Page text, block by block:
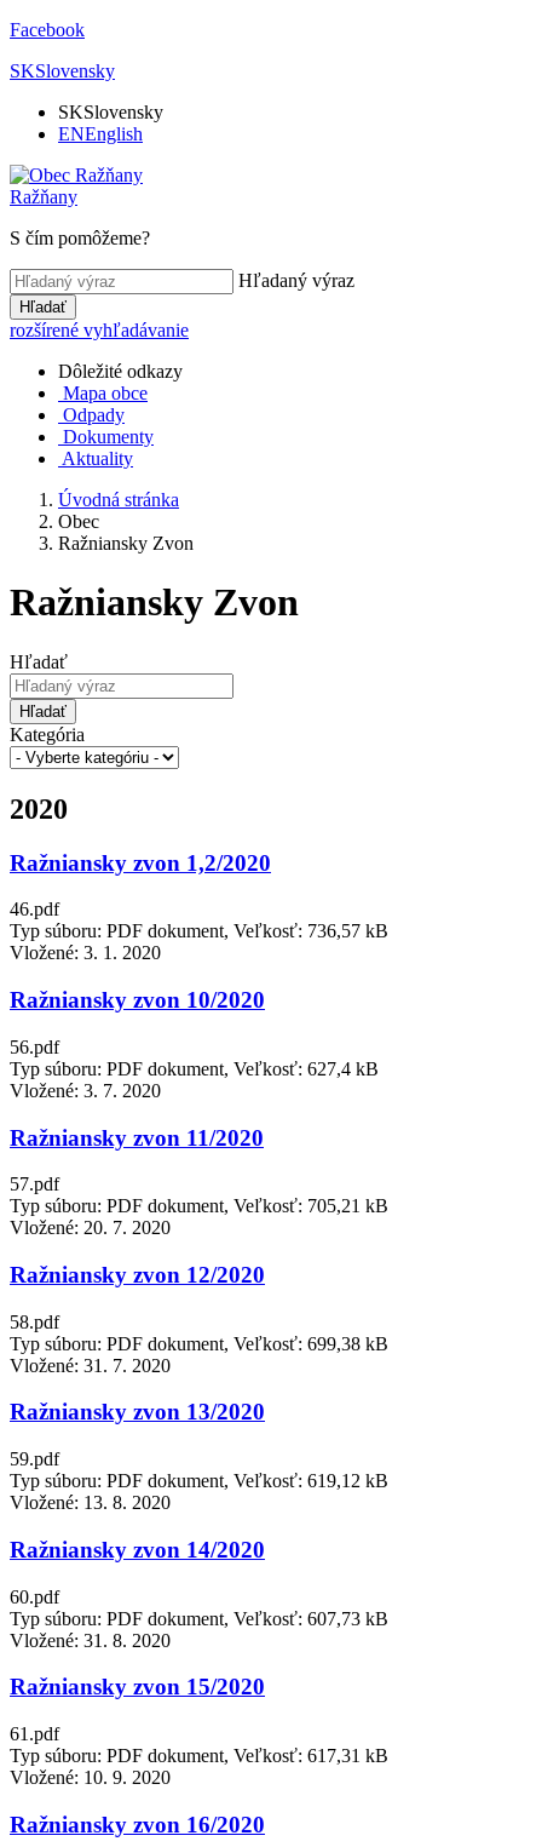
Facebook
SKSlovensky
SKSlovensky
ENEnglish
Ražňany
S čím pomôžeme?
Hľadaný výraz
Hľadať
rozšírené vyhľadávanie
Dôležité odkazy
Mapa obce
Odpady
Dokumenty
Aktuality
Úvodná stránka
Obec
Ražniansky Zvon
Ražniansky Zvon
Hľadať
Hľadať
Kategória
2020
Ražniansky zvon 1,2/2020
46.pdf
Typ súboru: PDF dokument, Veľkosť: 736,57 kB
Vložené: 3. 1. 2020
Ražniansky zvon 10/2020
56.pdf
Typ súboru: PDF dokument, Veľkosť: 627,4 kB
Vložené: 3. 7. 2020
Ražniansky zvon 11/2020
57.pdf
Typ súboru: PDF dokument, Veľkosť: 705,21 kB
Vložené: 20. 7. 2020
Ražniansky zvon 12/2020
58.pdf
Typ súboru: PDF dokument, Veľkosť: 699,38 kB
Vložené: 31. 7. 2020
Ražniansky zvon 13/2020
59.pdf
Typ súboru: PDF dokument, Veľkosť: 619,12 kB
Vložené: 13. 8. 2020
Ražniansky zvon 14/2020
60.pdf
Typ súboru: PDF dokument, Veľkosť: 607,73 kB
Vložené: 31. 8. 2020
Ražniansky zvon 15/2020
61.pdf
Typ súboru: PDF dokument, Veľkosť: 617,31 kB
Vložené: 10. 9. 2020
Ražniansky zvon 16/2020